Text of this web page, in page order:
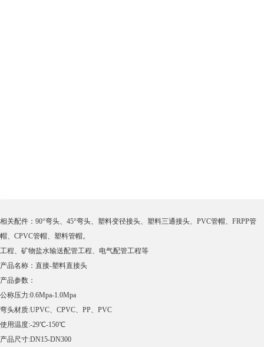
相关配件：90°弯头、45°弯头、塑料变径接头、塑料三通接头、PVC管帽、FRPP管
帽、CPVC管帽、塑料管帽。
工程、矿物盐水输送配管工程、电气配管工程等
产品名称：直接-塑料直接头
产品参数：
公称压力:0.6Mpa-1.0Mpa
弯头材质:UPVC、CPVC、PP、PVC
使用温度:-29℃-150℃
产品尺寸:DN15-DN300